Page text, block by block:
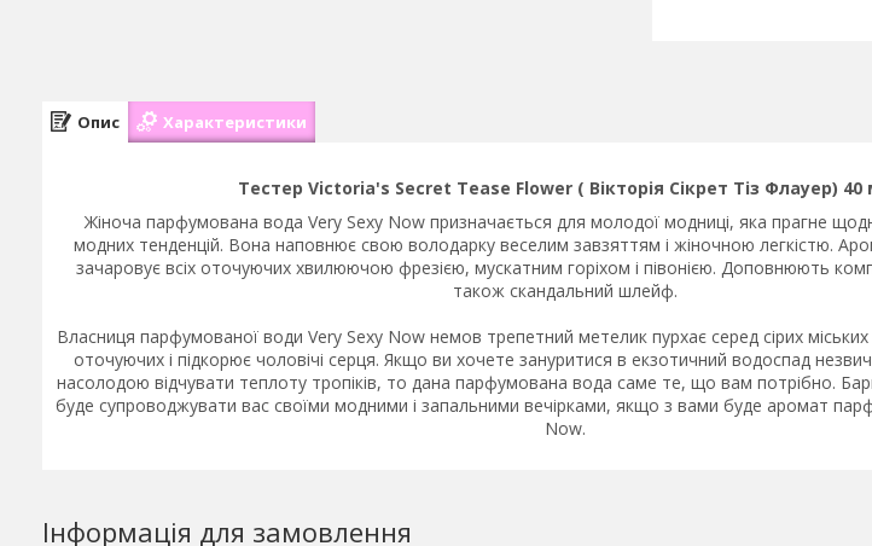
Опис Характеристики
Тестер Victoria's Secret Tease Flower ( Вікторія Сікрет Тіз Флауер) 40
Жіноча парфумована вода Very Sexy Now призначається для молодої модниці, яка прагне
модних тенденцій. Вона наповнює свою володарку веселим завзяттям і жіночною легкістю.
зачаровує всіх оточуючих хвилюючою фрезією, мускатним горіхом і півонією. Доповнюють
також скандальний шлейф.
Власниця парфумованої води Very Sexy Now немов трепетний метелик пурхає серед сірих міських
оточуючих і підкорює чоловічі серця. Якщо ви хочете зануритися в екзотичний водоспад
насолодою відчувати теплоту тропіків, то дана парфумована вода саме те, що вам потрібно.
буде супроводжувати вас своїми модними і запальними вечірками, якщо з вами буде аромат
Now.
Інформація для замовлення